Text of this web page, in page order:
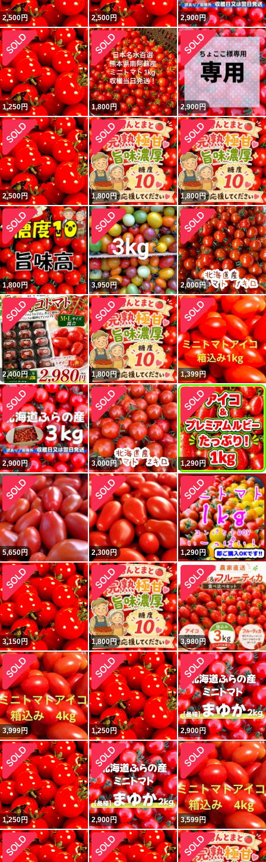
2,500円 2,500円 2,900円
1,250円 1,800円 2,900円
2,500円 1,800円 1,800円
1,800円 3,950円 2,000円
2,400円 1,800円 1,399円
2,900円 3,000円 1,290円
5,650円 2,300円 1,290円
3,150円 1,800円 3,980円
3,999円 1,250円 2,900円
1,250円 2,900円 3,599円